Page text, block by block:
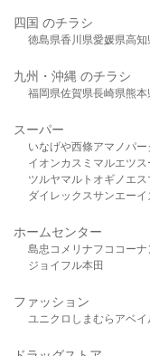
四国 のチラシ
徳島県香川県愛媛県高知
九州・沖縄 のチラシ
福岡県佐賀県長崎県熊本
スーパー
いなげや西條アマノパー
イオンカスミ マルエツ
ツルヤマルト オギノ エス
ダイレックスサンエーイ
ホームセンター
島忠 コメリ ナフコ コーナ
ジョイフル本田
ファッション
ユニクロ しまむら アベイ